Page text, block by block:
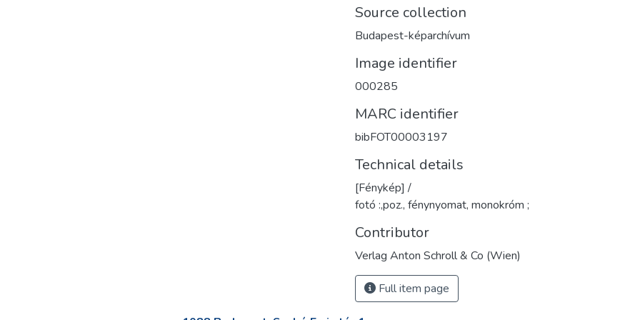
Source collection
Budapest-képarchívum
Image identifier
000285
MARC identifier
bibFOT00003197
Technical details
[Fénykép] /
fotó :,poz., fénynyomat, monokróm ;
Contributor
Verlag Anton Schroll & Co (Wien)
Full item page